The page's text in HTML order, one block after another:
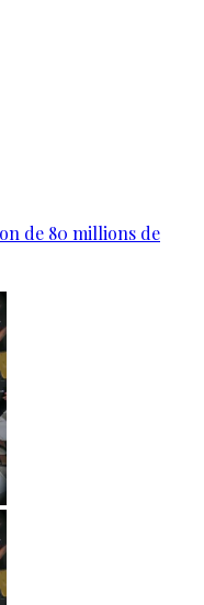
de 80 millions de